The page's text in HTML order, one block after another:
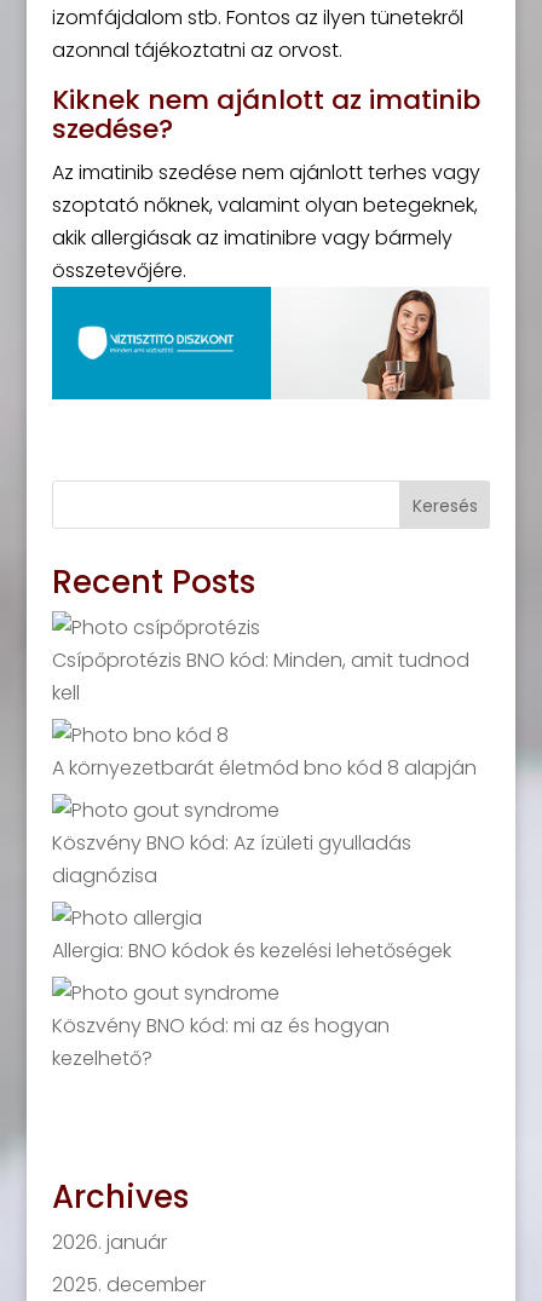
izomfájdalom stb. Fontos az ilyen tünetekről
azonnal tájékoztatni az orvost.
Kiknek nem ajánlott az imatinib
szedése?
Az imatinib szedése nem ajánlott terhes vagy
szoptató nőknek, valamint olyan betegeknek,
akik allergiásak az imatinibre vagy bármely
összetevőjére.
Keresés
Recent Posts
Csípőprotézis BNO kód: Minden, amit tudnod
kell
A környezetbarát életmód bno kód 8 alapján
Köszvény BNO kód: Az ízületi gyulladás
diagnózisa
Allergia: BNO kódok és kezelési lehetőségek
Köszvény BNO kód: mi az és hogyan
kezelhető?
Archives
2026. január
2025. december